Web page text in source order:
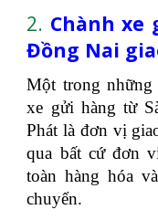
2. Chành xe
Đồng Nai
Một trong những
xe gửi hàng từ
Phát là đơn vị
qua bất cứ đơn
toàn hàng hóa
chuyển.